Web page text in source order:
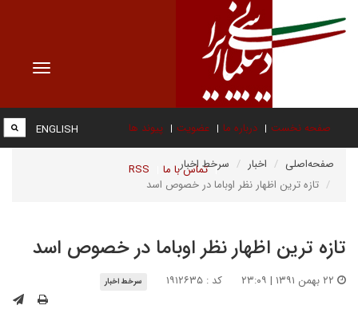
Toggle
صفحه نخست درباره ما عضویت پیوند ها
تماس با ما RSS
ENGLISH
صفحه‌اصلی اخبار
سرخط اخبار
تازه ترین اظهار نظر اوباما در خصوص اسد
تازه ترین اظهار نظر اوباما در خصوص اسد
کد : ۱۹۱۲۶۳۵ سرخط اخبار